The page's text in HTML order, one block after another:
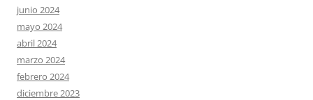
junio 2024
mayo 2024
abril 2024
marzo 2024
febrero 2024
diciembre 2023